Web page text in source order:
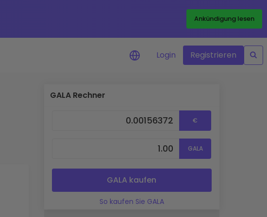
Ankündigung lesen
Portfolio-Analyse
Login Registrieren
GALA Rechner
€
GALA
GALA kaufen
So kaufen Sie GALA